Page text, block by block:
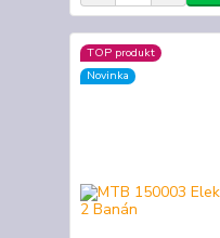
TOP produkt
Novinka